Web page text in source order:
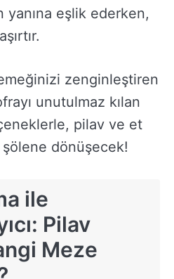
yanına eşlik ederken,
zenginleştiren
unutulmaz kılan
pilav ve et
dönüşecek!
ile
Pilav
Meze